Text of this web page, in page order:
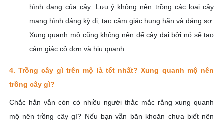
hình dạng của cây. Lưu ý không nên trồng các loại cây
mang hình dáng kỳ dị, tạo cảm giác hung hãn và đáng sợ.
Xung quanh mộ cũng không nên để cây dại bởi nó sẽ tạo
cảm giác cô đơn và hiu quạnh.
4. Trồng cây gì trên mộ là tốt nhất? Xung quanh mộ nên
trồng cây gì?
Chắc hẳn vẫn còn có nhiều người thắc mắc rằng xung quanh
mộ nên trồng cây gì? Nếu bạn vẫn băn khoăn chưa biết nên